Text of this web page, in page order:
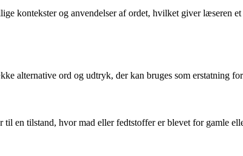
kontekster og anvendelser af ordet, hvilket giver læseren
alternative ord og udtryk, der kan bruges som erstatning
en tilstand, hvor mad eller fedtstoffer er blevet for gamle